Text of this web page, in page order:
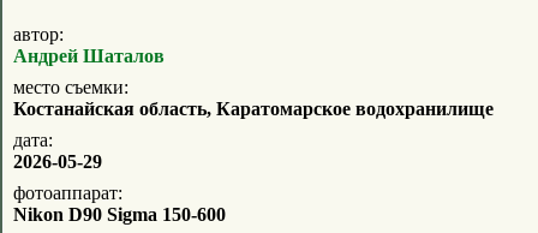
автор:
Андрей Шаталов
место съемки:
Костанайская область, Каратомарское водохранилище
дата:
2026-05-29
фотоаппарат:
Nikon D90 Sigma 150-600